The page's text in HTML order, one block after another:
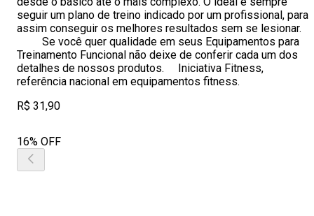
seguir um plano de treino indicado por um profissional, para
assim conseguir os melhores resultados sem se lesionar.
Se você quer qualidade em seus Equipamentos para
Treinamento Funcional não deixe de conferir cada um dos
detalhes de nossos produtos. Iniciativa Fitness,
referência nacional em equipamentos fitness.
R$ 31,90
16% OFF